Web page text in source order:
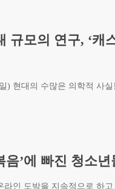
규모의 연구, ‘캐
) 현대의 수많은 의학적 사
음’에 빠진 청소
라인 도박을 지속적으로 하